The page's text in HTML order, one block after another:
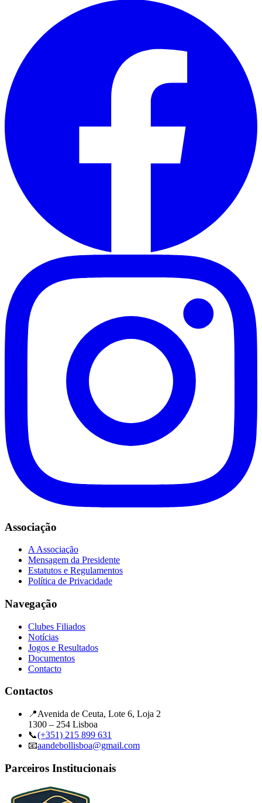
Associação
A Associação
Mensagem da Presidente
Estatutos e Regulamentos
Política de Privacidade
Navegação
Clubes Filiados
Notícias
Jogos e Resultados
Documentos
Contacto
Contactos
📍Avenida de Ceuta, Lote 6, Loja 2
1300 – 254 Lisboa
📞(+351) 215 899 631
📧aandebollisboa@gmail.com
Parceiros Institucionais